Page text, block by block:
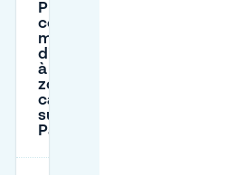
Puis-je
conduire et
me garer
directement
à côté de la
zone de la
cathédrale
sur la
Parade ?